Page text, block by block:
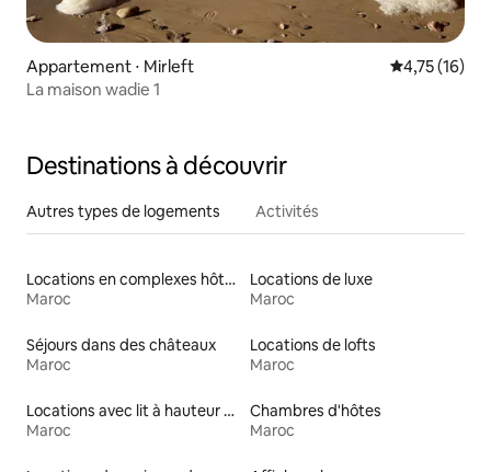
Appartement ⋅ Mirleft Évaluation
4,75 (16)
La maison wadie 1
Destinations à découvrir
Autres types de logements Activités
Locations en complexes hôteliers
Maroc
Locations de luxe
Maroc
Séjours dans des châteaux
Maroc
Locations de lofts
Maroc
Locations avec lit à hauteur adaptée
Maroc
Chambres d'hôtes
Maroc